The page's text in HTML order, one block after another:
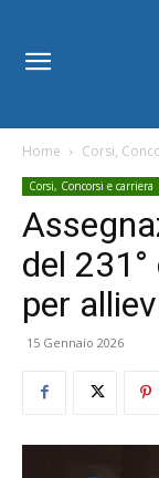
Home Corsi,
Corsi, Concorsi e carriera
del
per
15 Gennaio 2026